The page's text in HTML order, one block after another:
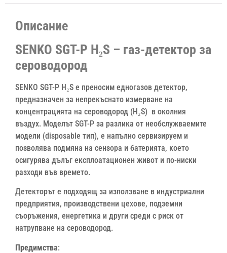
Описание
SENKO SGT-P H₂S – газ-детектор за
сероводород
SENKO SGT-P H₂S е преносим едногазов детектор,
предназначен за непрекъснато измерване на
концентрацията на сероводород (H₂S) в околния
въздух. Моделът SGT-P за разлика от необслужваемите
модели (disposable тип), е напълно сервизируем и
позволява подмяна на сензора и батерията, което
осигурява дълъг експлоатационен живот и по-ниски
разходи във времето.
Детекторът е подходящ за използване в индустриални
предприятия, производствени цехове, подземни
съоръжения, енергетика и други среди с риск от
натрупване на сероводород.
Предимства: